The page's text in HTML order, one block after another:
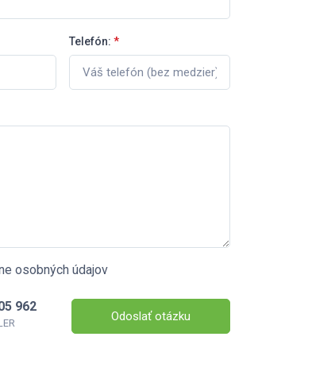
Telefón: *
osobných údajov
962
Odoslať otázku